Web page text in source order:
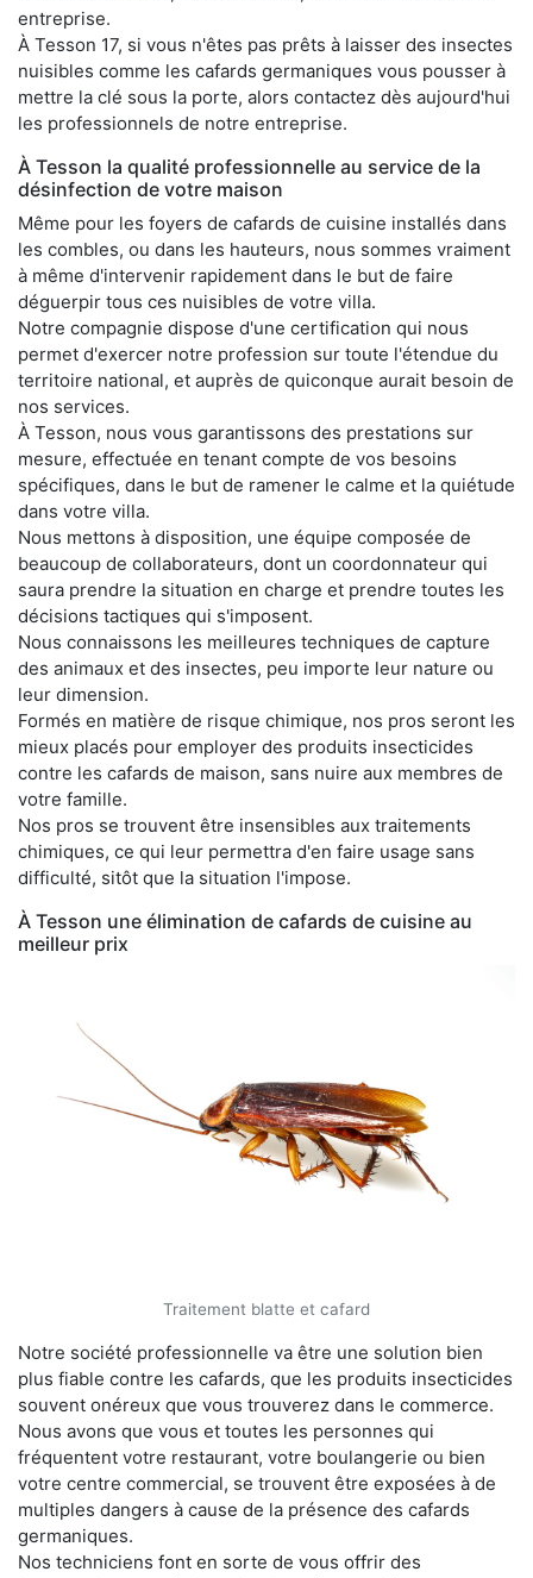
entreprise.
À Tesson 17, si vous n'êtes pas prêts à laisser des insectes
nuisibles comme les cafards germaniques vous pousser à
mettre la clé sous la porte, alors contactez dès aujourd'hui
les professionnels de notre entreprise.
À Tesson la qualité professionnelle au service de la
désinfection de votre maison
Même pour les foyers de cafards de cuisine installés dans
les combles, ou dans les hauteurs, nous sommes vraiment
à même d'intervenir rapidement dans le but de faire
déguerpir tous ces nuisibles de votre villa.
Notre compagnie dispose d'une certification qui nous
permet d'exercer notre profession sur toute l'étendue du
territoire national, et auprès de quiconque aurait besoin de
nos services.
À Tesson, nous vous garantissons des prestations sur
mesure, effectuée en tenant compte de vos besoins
spécifiques, dans le but de ramener le calme et la quiétude
dans votre villa.
Nous mettons à disposition, une équipe composée de
beaucoup de collaborateurs, dont un coordonnateur qui
saura prendre la situation en charge et prendre toutes les
décisions tactiques qui s'imposent.
Nous connaissons les meilleures techniques de capture
des animaux et des insectes, peu importe leur nature ou
leur dimension.
Formés en matière de risque chimique, nos pros seront les
mieux placés pour employer des produits insecticides
contre les cafards de maison, sans nuire aux membres de
votre famille.
Nos pros se trouvent être insensibles aux traitements
chimiques, ce qui leur permettra d'en faire usage sans
difficulté, sitôt que la situation l'impose.
À Tesson une élimination de cafards de cuisine au
meilleur prix
Traitement blatte et cafard
Notre société professionnelle va être une solution bien
plus fiable contre les cafards, que les produits insecticides
souvent onéreux que vous trouverez dans le commerce.
Nous avons que vous et toutes les personnes qui
fréquentent votre restaurant, votre boulangerie ou bien
votre centre commercial, se trouvent être exposées à de
multiples dangers à cause de la présence des cafards
germaniques.
Nos techniciens font en sorte de vous offrir des